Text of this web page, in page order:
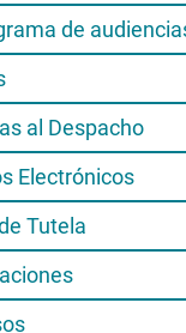
de
al Despacho
Electrónicos
Tutela